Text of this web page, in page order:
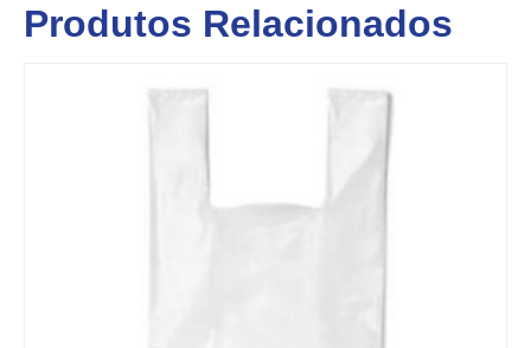
Produtos Relacionados